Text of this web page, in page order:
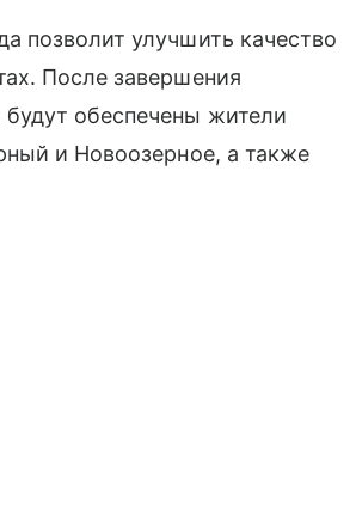
позволит улучшить качество
После завершения
обеспечены жители
и Новоозерное, а также